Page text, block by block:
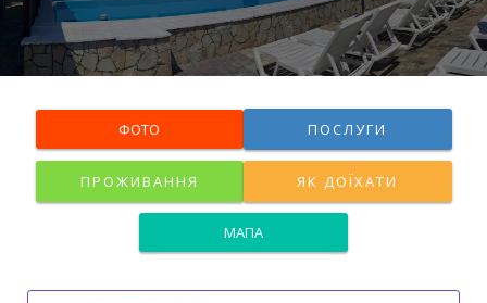
Нерухомість
ФОТО ПОСЛУГИ
ПРОЖИВАННЯ ЯК ДОЇХАТИ
МАПА